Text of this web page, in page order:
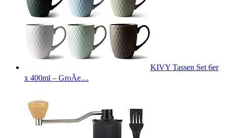
KIVY Tassen Set 6er
x 400ml – GroÃe…